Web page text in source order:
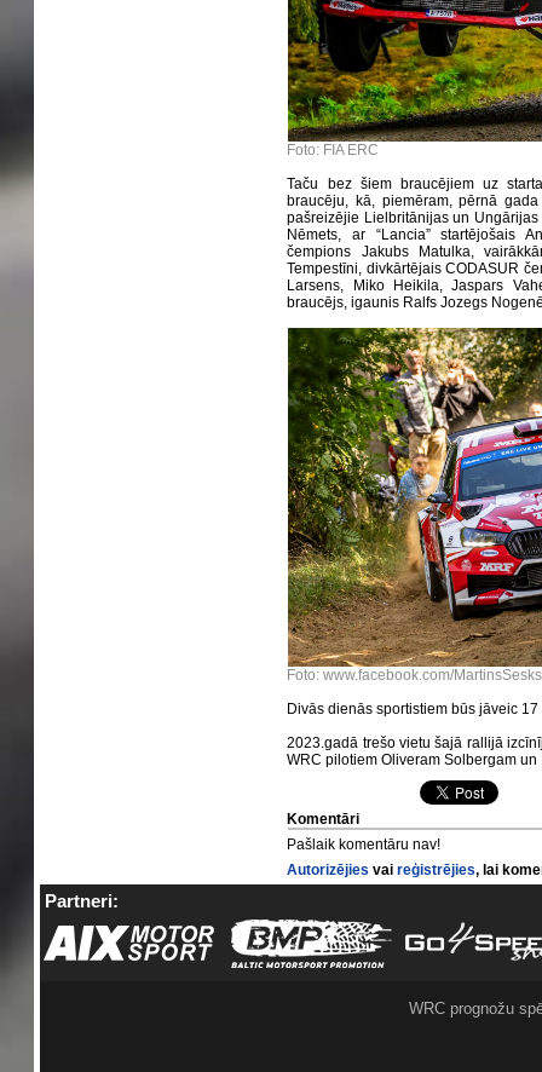
Foto: FIA ERC
Taču bez šiem braucējiem uz
braucēju, kā, piemēram, pērnā
pašreizējie Lielbritānijas un
Nēmets, ar “Lancia” startējošais
čempions Jakubs Matulka,
Tempestīni, divkārtējais CODASUR
Larsens, Miko Heikila, Jaspars
braucējs, igaunis Ralfs Jozegs
Foto: www.facebook.com/
Divās dienās sportistiem būs jāveic
2023.gadā trešo vietu šajā rallijā
WRC pilotiem Oliveram Solbergam
Komentāri
Pašlaik komentāru nav!
Autorizējies vaireģistrējies, lai
Partneri:
WRC prognožu